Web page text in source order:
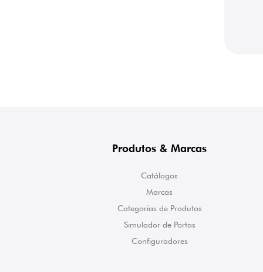
Produtos & Marcas
Catálogos
Marcas
Categorias de Produtos
Simulador de Portas
Configuradores